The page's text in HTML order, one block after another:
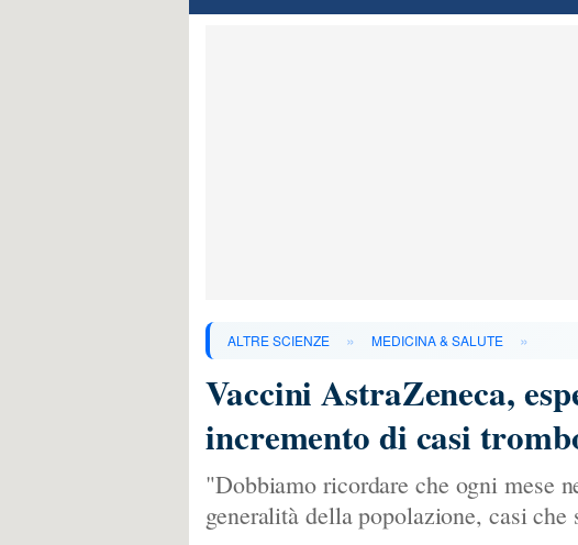
ALTRE SCIENZE » MEDICINA & SALUTE »
Vaccini AstraZeneca,
incremento di casi
"Dobbiamo ricordare che ogni mese
generalità della popolazione, casi